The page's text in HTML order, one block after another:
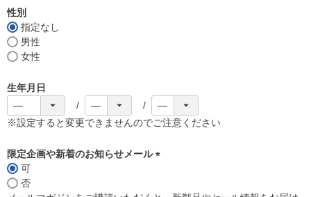
性別
指定なし
男性
女性
生年月日
※設定すると変更できませんのでご注意ください
限定企画や新着のお知らせメール
可
否